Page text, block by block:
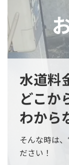
水道料
どこか
わから
そんな時は
ださい！